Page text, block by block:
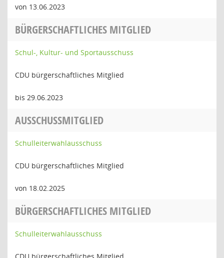
von 13.06.2023
BÜRGERSCHAFTLICHES MITGLIED
Schul-, Kultur- und Sportausschuss
CDU bürgerschaftliches Mitglied
bis 29.06.2023
AUSSCHUSSMITGLIED
Schulleiterwahlausschuss
CDU bürgerschaftliches Mitglied
von 18.02.2025
BÜRGERSCHAFTLICHES MITGLIED
Schulleiterwahlausschuss